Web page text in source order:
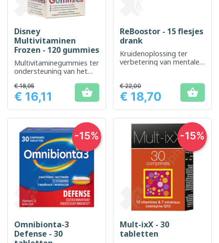
Disney
Multivitaminen
Frozen - 120 gummies
Multivitaminegummies ter
ondersteuning van het
kinderen
Prijs
€ 18,95
€ 16,11 
ReBoostor - 15 flesjes
drank
Kruidenoplossing ter
verbetering van mentale
Prijs
€ 22,00
€ 18,70 
Omnibionta-3
Defense - 30
-15%
Mult-ixX - 30
tabletten
-15%